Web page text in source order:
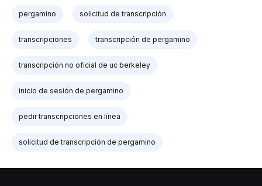
pergamino solicitud de transcripción
transcripciones transcripción de pergamino
transcripción no oficial de uc berkeley
inicio de sesión de pergamino
pedir transcripciones en línea
solicitud de transcripción de pergamino